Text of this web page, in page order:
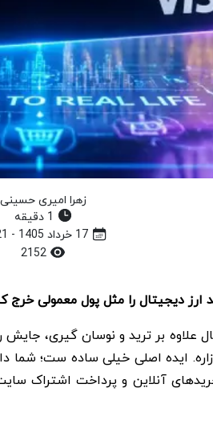
زهرا امیری حسینی
17 خرداد 1405 - 18:21
علاوه بر ترید و نوسان گیری، جایش
ایده اصلی خیلی ساده ست؛
آنلاین و پرداخت اشتراک